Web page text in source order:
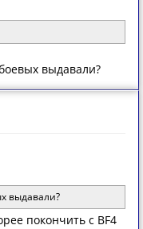
выдавали?
выдавали?
покончить с BF4